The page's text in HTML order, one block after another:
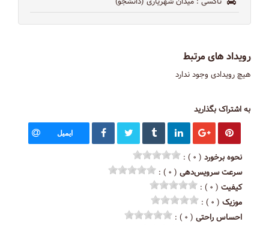
رویداد های مرتبط
هیچ رویدادی وجود ندارد
به اشتراک بگذارید
ایمیل
نحوه برخورد ( ۰ ) :
سرعت سرویس‌دهی ( ۰ ) :
کیفیت ( ۰ ) :
موزیک ( ۰ ) :
احساس راحتی ( ۰ ) :